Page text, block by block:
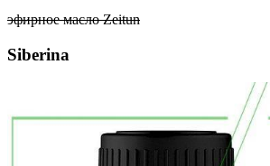
эфирное масло Zeitun
Siberina